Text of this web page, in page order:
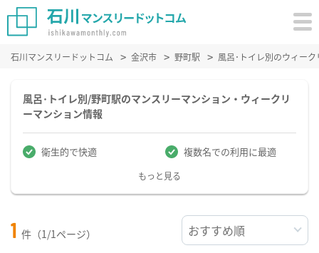
石川マンスリードットコム 金沢市 野町駅 風呂･トイレ別のウィー
風呂･トイレ別/野町駅のマンスリーマンション・ウィークリ
ーマンション情報
衛生的で快適 複数名での利用に最適
もっと見る
1 件（1/1ページ）